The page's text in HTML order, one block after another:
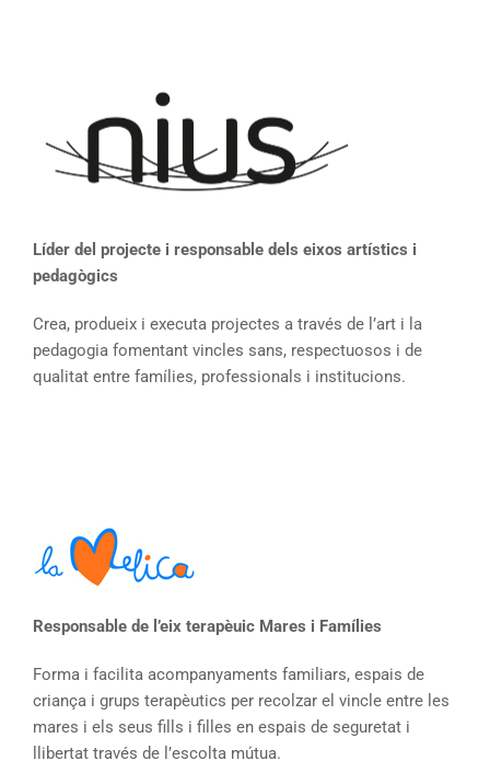
Líder del projecte i responsable dels eixos artístics i
pedagògics
Crea, produeix i executa projectes a través de l’art i la
pedagogia fomentant vincles sans, respectuosos i de
qualitat entre famílies, professionals i institucions.
Responsable de l’eix terapèuic Mares i Famílies
Forma i facilita acompanyaments familiars, espais de
criança i grups terapèutics per recolzar el vincle entre les
mares i els seus fills i filles en espais de seguretat i
llibertat través de l’escolta mútua.